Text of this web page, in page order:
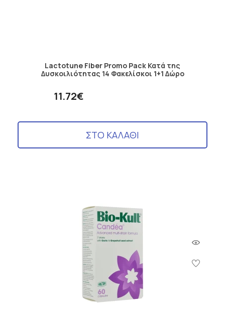
Lactotune Fiber Promo Pack Κατά της
Δυσκοιλιότητας 14 Φακελίσκοι 1+1 Δώρο
11.72€
ΣΤΟ ΚΑΛΑΘΙ